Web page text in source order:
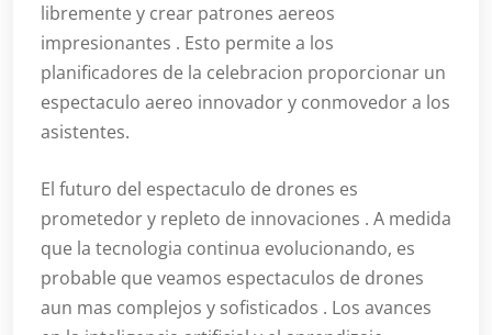
libremente y crear patrones aereos
impresionantes . Esto permite a los
planificadores de la celebracion proporcionar un
espectaculo aereo innovador y conmovedor a los
asistentes.
El futuro del espectaculo de drones es
prometedor y repleto de innovaciones . A medida
que la tecnologia continua evolucionando, es
probable que veamos espectaculos de drones
aun mas complejos y sofisticados . Los avances